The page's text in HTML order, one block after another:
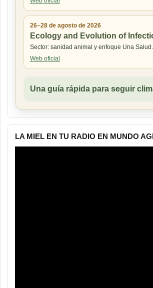
26–28 de agosto de 2026
Ecology and Evolution of
Sector: sanidad animal y enfoque Una
Web oficial
Una guía rápida para seguir
LA MIEL EN TU RADIO EN MUNDO